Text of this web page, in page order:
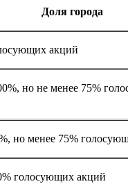
Доля города
акций
но не менее 75%
но менее 75%
голосующих акций